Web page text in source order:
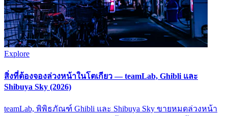
Explore
สิ่งที่ต้องจองล่วงหน้าในโตเกียว — teamLab, Ghibli และ
Shibuya Sky (2026)
teamLab, พิพิธภัณฑ์ Ghibli และ Shibuya Sky ขายหมดล่วงหน้า